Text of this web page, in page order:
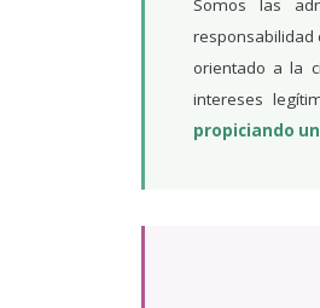
Somos las
responsabilidad
orientado a la
intereses
propiciando